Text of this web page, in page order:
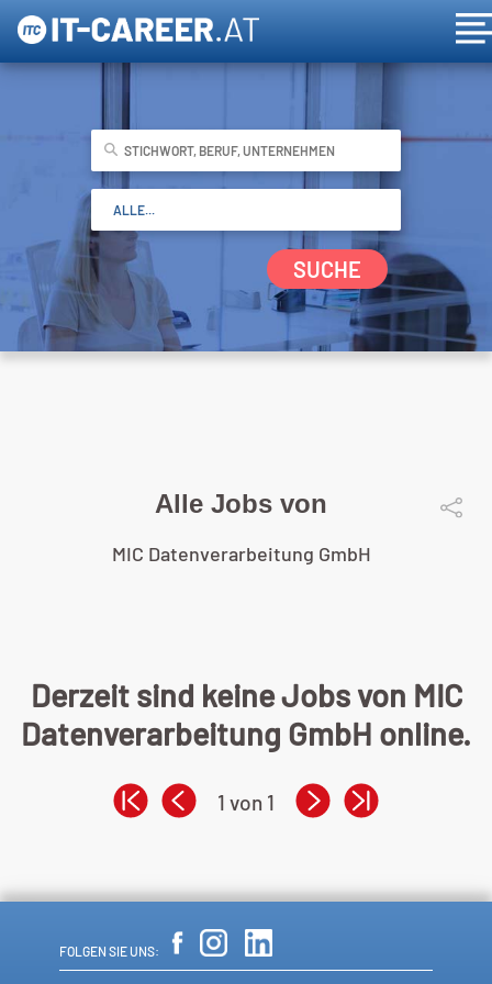
SUCHE
Alle Jobs von
MIC Datenverarbeitung GmbH
Derzeit sind keine Jobs von MIC
Datenverarbeitung GmbH online.
1 von 1
FOLGEN SIE UNS: